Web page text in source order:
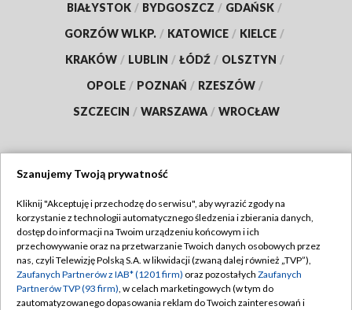
BIAŁYSTOK / BYDGOSZCZ / GDAŃSK /
GORZÓW WLKP. / KATOWICE / KIELCE /
KRAKÓW / LUBLIN / ŁÓDŹ / OLSZTYN /
OPOLE / POZNAŃ / RZESZÓW /
SZCZECIN / WARSZAWA / WROCŁAW
TVP
Abonament TVP
Emisja w TVP
Centrum informacji TVP
Regulamin TVP
Polityka prywatności
Moje zgody
Szanujemy Twoją prywatność
Kliknij "Akceptuję i przechodzę do serwisu", aby wyrazić zgody na
korzystanie z technologii automatycznego śledzenia i zbierania danych,
dostęp do informacji na Twoim urządzeniu końcowym i ich
przechowywanie oraz na przetwarzanie Twoich danych osobowych przez
nas, czyli Telewizję Polską S.A. w likwidacji (zwaną dalej również „TVP”),
Zaufanych Partnerów z IAB* (1201 firm) oraz pozostałych Zaufanych
Partnerów TVP (93 firm), w celach marketingowych (w tym do
zautomatyzowanego dopasowania reklam do Twoich zainteresowań i